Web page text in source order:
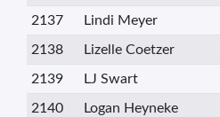
2137 Lindi Meyer
2138 Lizelle Coetzer
2139 LJ Swart
2140 Logan Heyneke